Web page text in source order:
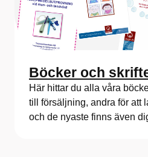
Böcker och
Här hittar du alla våra
till försäljning, andra för att
och de nyaste finns även